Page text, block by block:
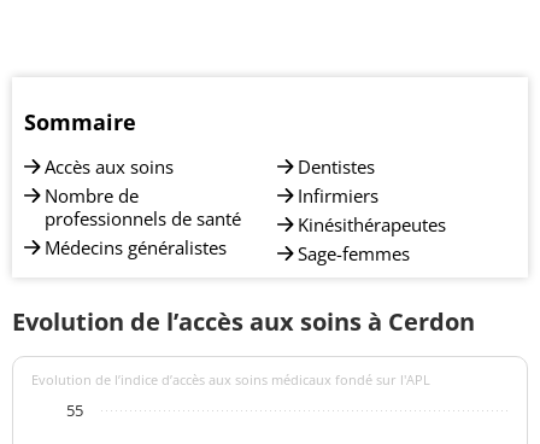
Sommaire
Accès aux soins
Nombre de
professionnels de santé
Médecins généralistes
Dentistes
Infirmiers
Kinésithérapeutes
Sage-femmes
Evolution de l’accès aux soins à Cerdon
Evolution de l’indice d’accès aux soins médicaux fondé sur l'APL
55